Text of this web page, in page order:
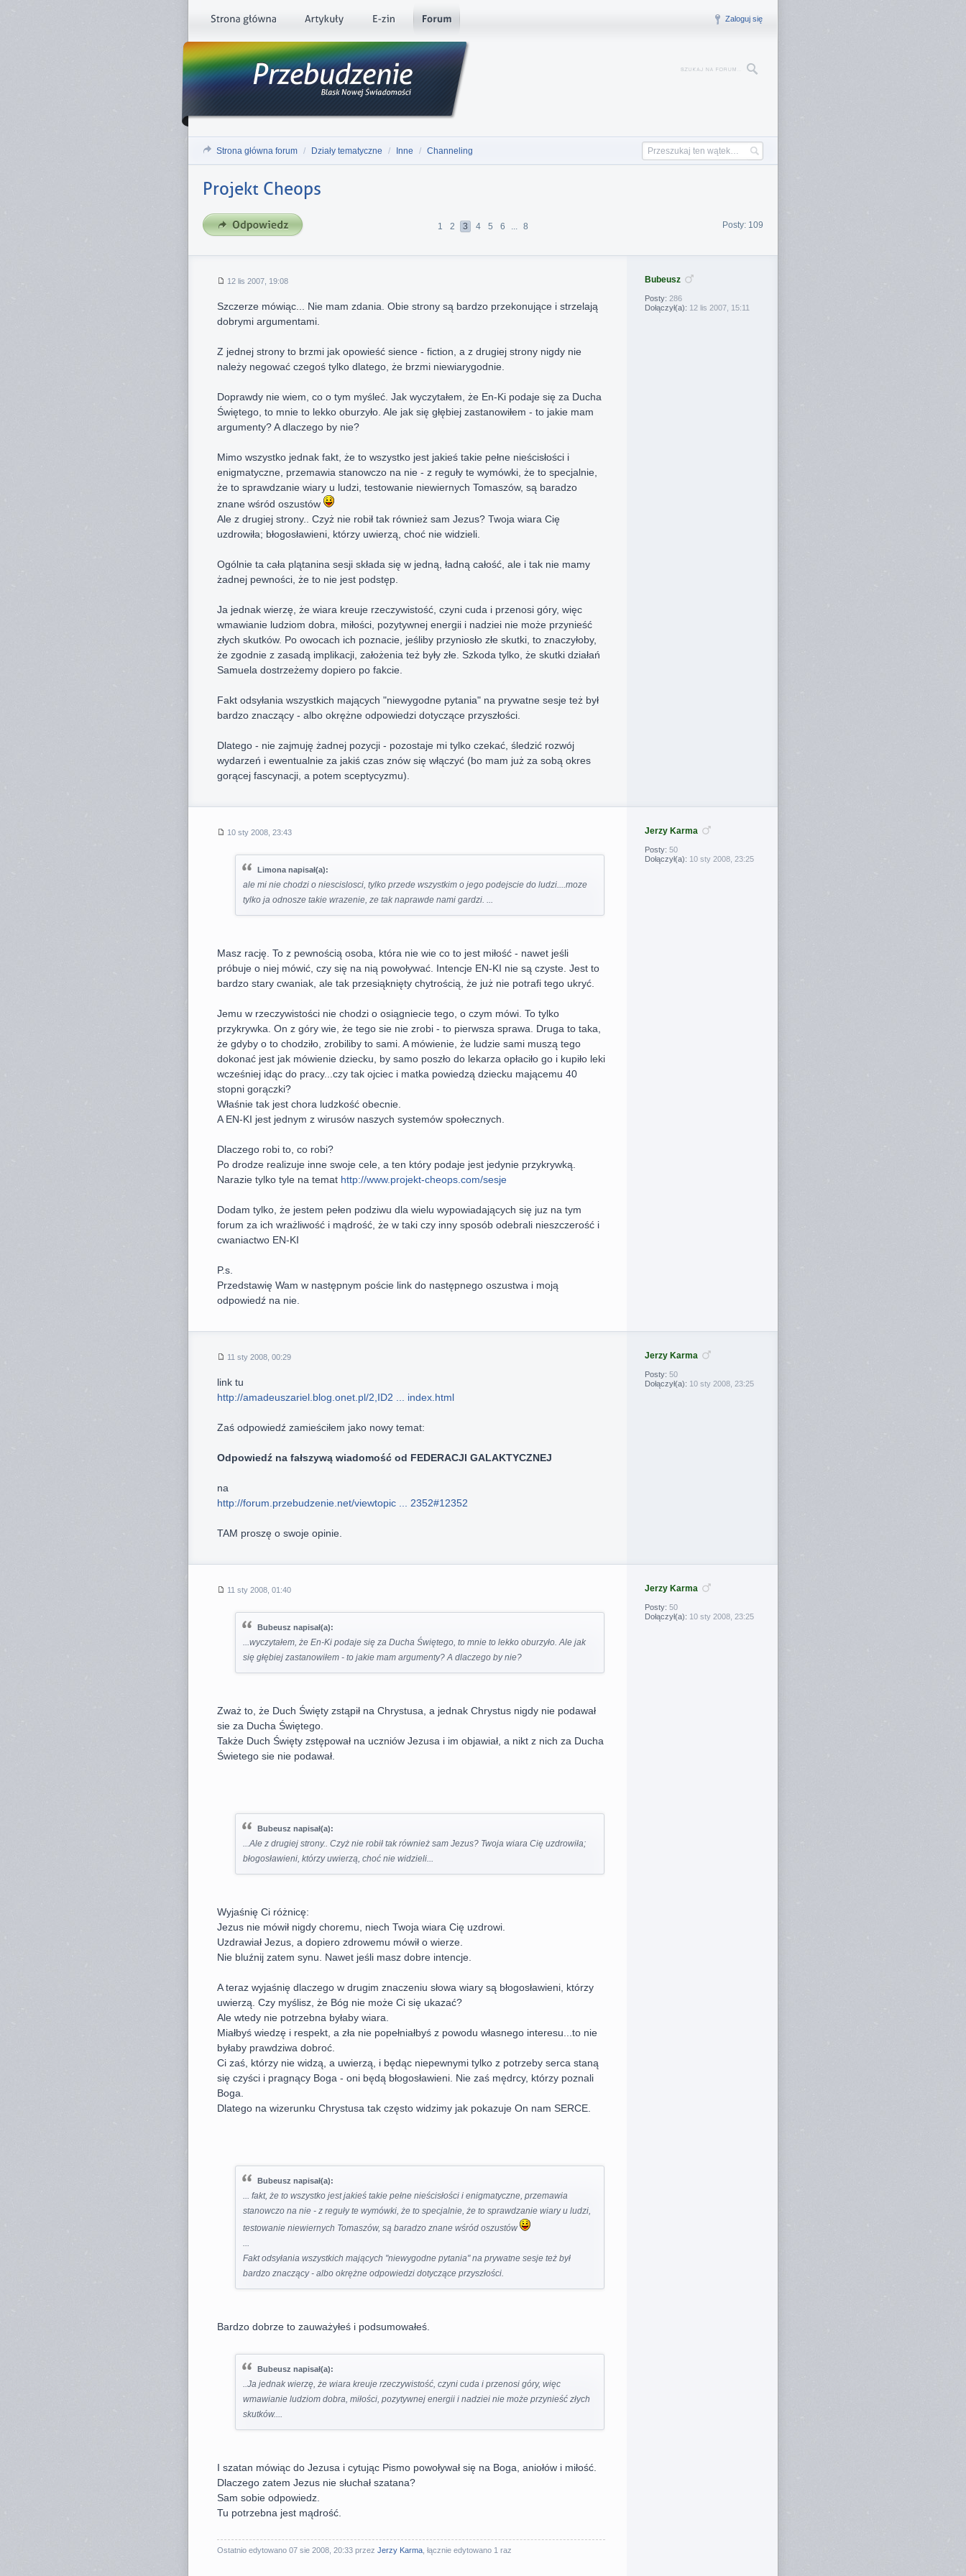
Zaloguj się
Strona główna forum / Działy tematyczne / Inne / Channeling
Projekt Cheops
Posty: 109
1 2 3 4 5 6 ... 8
12 lis 2007, 19:08
Szczerze mówiąc... Nie mam zdania. Obie strony są bardzo przekonujące i strzelają
dobrymi argumentami.
Z jednej strony to brzmi jak opowieść sience - fiction, a z drugiej strony nigdy nie
należy negować czegoś tylko dlatego, że brzmi niewiarygodnie.
Doprawdy nie wiem, co o tym myśleć. Jak wyczytałem, że En-Ki podaje się za Ducha
Świętego, to mnie to lekko oburzyło. Ale jak się głębiej zastanowiłem - to jakie mam
argumenty? A dlaczego by nie?
Mimo wszystko jednak fakt, że to wszystko jest jakieś takie pełne nieścisłości i
enigmatyczne, przemawia stanowczo na nie - z reguły te wymówki, że to specjalnie,
że to sprawdzanie wiary u ludzi, testowanie niewiernych Tomaszów, są baradzo
znane wśród oszustów
Ale z drugiej strony.. Czyż nie robił tak również sam Jezus? Twoja wiara Cię
uzdrowiła; błogosławieni, którzy uwierzą, choć nie widzieli.
Ogólnie ta cała plątanina sesji składa się w jedną, ładną całość, ale i tak nie mamy
żadnej pewności, że to nie jest podstęp.
Ja jednak wierzę, że wiara kreuje rzeczywistość, czyni cuda i przenosi góry, więc
wmawianie ludziom dobra, miłości, pozytywnej energii i nadziei nie może przynieść
złych skutków. Po owocach ich poznacie, jeśliby przyniosło złe skutki, to znaczyłoby,
że zgodnie z zasadą implikacji, założenia też były złe. Szkoda tylko, że skutki działań
Samuela dostrzeżemy dopiero po fakcie.
Fakt odsyłania wszystkich mających "niewygodne pytania" na prywatne sesje też był
bardzo znaczący - albo okrężne odpowiedzi dotyczące przyszłości.
Dlatego - nie zajmuję żadnej pozycji - pozostaje mi tylko czekać, śledzić rozwój
wydarzeń i ewentualnie za jakiś czas znów się włączyć (bo mam już za sobą okres
gorącej fascynacji, a potem sceptycyzmu).
Bubeusz
Posty: 286
Dołączył(a): 12 lis 2007, 15:11
10 sty 2008, 23:43
Limona napisał(a):
ale mi nie chodzi o niescislosci, tylko przede wszystkim o jego podejscie do ludzi....moze
tylko ja odnosze takie wrazenie, ze tak naprawde nami gardzi. ...
Masz rację. To z pewnością osoba, która nie wie co to jest miłość - nawet jeśli
próbuje o niej mówić, czy się na nią powoływać. Intencje EN-KI nie są czyste. Jest to
bardzo stary cwaniak, ale tak przesiąknięty chytrością, że już nie potrafi tego ukryć.
Jemu w rzeczywistości nie chodzi o osiągniecie tego, o czym mówi. To tylko
przykrywka. On z góry wie, że tego sie nie zrobi - to pierwsza sprawa. Druga to taka,
że gdyby o to chodziło, zrobiliby to sami. A mówienie, że ludzie sami muszą tego
dokonać jest jak mówienie dziecku, by samo poszło do lekarza opłaciło go i kupiło leki
wcześniej idąc do pracy...czy tak ojciec i matka powiedzą dziecku mającemu 40
stopni gorączki?
Właśnie tak jest chora ludzkość obecnie.
A EN-KI jest jednym z wirusów naszych systemów społecznych.
Dlaczego robi to, co robi?
Po drodze realizuje inne swoje cele, a ten który podaje jest jedynie przykrywką.
Narazie tylko tyle na temat http://www.projekt-cheops.com/sesje
Dodam tylko, że jestem pełen podziwu dla wielu wypowiadających się juz na tym
forum za ich wrażliwość i mądrość, że w taki czy inny sposób odebrali nieszczerość i
cwaniactwo EN-KI
P.s.
Przedstawię Wam w następnym poście link do następnego oszustwa i moją
odpowiedź na nie.
Jerzy Karma
Posty: 50
Dołączył(a): 10 sty 2008, 23:25
11 sty 2008, 00:29
link tu
http://amadeuszariel.blog.onet.pl/2,ID2 ... index.html
Zaś odpowiedź zamieściłem jako nowy temat:
Odpowiedź na fałszywą wiadomość od FEDERACJI GALAKTYCZNEJ
na
http://forum.przebudzenie.net/viewtopic ... 2352#12352
TAM proszę o swoje opinie.
Jerzy Karma
Posty: 50
Dołączył(a): 10 sty 2008, 23:25
11 sty 2008, 01:40
Bubeusz napisał(a):
...wyczytałem, że En-Ki podaje się za Ducha Świętego, to mnie to lekko oburzyło. Ale jak
się głębiej zastanowiłem - to jakie mam argumenty? A dlaczego by nie?
Zważ to, że Duch Święty zstąpił na Chrystusa, a jednak Chrystus nigdy nie podawał
sie za Ducha Świętego.
Także Duch Święty zstępował na uczniów Jezusa i im objawiał, a nikt z nich za Ducha
Świetego sie nie podawał.
Bubeusz napisał(a):
...Ale z drugiej strony.. Czyż nie robił tak również sam Jezus? Twoja wiara Cię uzdrowiła;
błogosławieni, którzy uwierzą, choć nie widzieli...
Wyjaśnię Ci różnicę:
Jezus nie mówił nigdy choremu, niech Twoja wiara Cię uzdrowi.
Uzdrawiał Jezus, a dopiero zdrowemu mówił o wierze.
Nie bluźnij zatem synu. Nawet jeśli masz dobre intencje.
A teraz wyjaśnię dlaczego w drugim znaczeniu słowa wiary są błogosławieni, którzy
uwierzą. Czy myślisz, że Bóg nie może Ci się ukazać?
Ale wtedy nie potrzebna byłaby wiara.
Miałbyś wiedzę i respekt, a zła nie popełniałbyś z powodu własnego interesu...to nie
byłaby prawdziwa dobroć.
Ci zaś, którzy nie widzą, a uwierzą, i będąc niepewnymi tylko z potrzeby serca staną
się czyści i pragnący Boga - oni będą błogosławieni. Nie zaś mędrcy, którzy poznali
Boga.
Dlatego na wizerunku Chrystusa tak często widzimy jak pokazuje On nam SERCE.
Bubeusz napisał(a):
... fakt, że to wszystko jest jakieś takie pełne nieścisłości i enigmatyczne, przemawia
stanowczo na nie - z reguły te wymówki, że to specjalnie, że to sprawdzanie wiary u ludzi,
testowanie niewiernych Tomaszów, są baradzo znane wśród oszustów
...
Fakt odsyłania wszystkich mających "niewygodne pytania" na prywatne sesje też był
bardzo znaczący - albo okrężne odpowiedzi dotyczące przyszłości.
Bardzo dobrze to zauważyłeś i podsumowałeś.
Bubeusz napisał(a):
..Ja jednak wierzę, że wiara kreuje rzeczywistość, czyni cuda i przenosi góry, więc
wmawianie ludziom dobra, miłości, pozytywnej energii i nadziei nie może przynieść złych
skutków....
I szatan mówiąc do Jezusa i cytując Pismo powoływał się na Boga, aniołów i miłość.
Dlaczego zatem Jezus nie słuchał szatana?
Sam sobie odpowiedz.
Tu potrzebna jest mądrość.
Ostatnio edytowano 07 sie 2008, 20:33 przez Jerzy Karma , łącznie edytowano 1 raz
Jerzy Karma
Posty: 50
Dołączył(a): 10 sty 2008, 23:25